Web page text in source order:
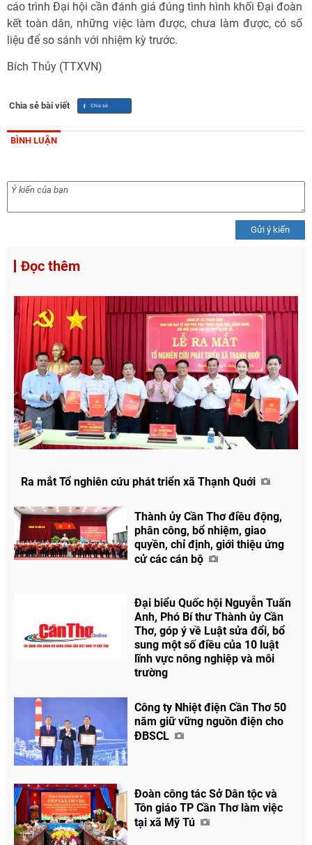
cáo trình Đại hội cần đánh giá đúng tình hình khối Đại đoàn
kết toàn dân, những việc làm được, chưa làm được, có số
liệu để so sánh với nhiệm kỳ trước.
Bích Thủy (TTXVN)
Chia sẻ bài viết
Chia sẻ
BÌNH LUẬN
Gửi ý kiến
Đọc thêm
Ra mắt Tổ nghiên cứu phát triển xã Thạnh Quới
Thành ủy Cần Thơ điều động,
phân công, bổ nhiệm, giao
quyền, chỉ định, giới thiệu ứng
cử các cán bộ
Đại biểu Quốc hội Nguyễn Tuấn
Anh, Phó Bí thư Thành ủy Cần
Thơ, góp ý về Luật sửa đổi, bổ
sung một số điều của 10 luật
lĩnh vực nông nghiệp và môi
trường
Công ty Nhiệt điện Cần Thơ 50
năm giữ vững nguồn điện cho
ĐBSCL
Đoàn công tác Sở Dân tộc và
Tôn giáo TP Cần Thơ làm việc
tại xã Mỹ Tú